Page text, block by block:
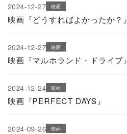
2024-12-27 映画
映画『どうすればよかったか？』
2024-12-27 映画
映画『マルホランド・ドライブ』
2024-12-24 映画
映画『PERFECT DAYS』
2024-09-26 映画